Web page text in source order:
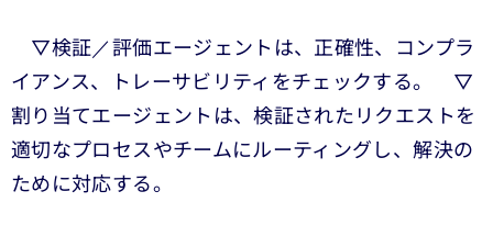
▽検証／評価エージェントは、正確性、コンプラ
イアンス、トレーサビリティをチェックする。 ▽
割り当てエージェントは、検証されたリクエストを
適切なプロセスやチームにルーティングし、解決の
ために対応する。